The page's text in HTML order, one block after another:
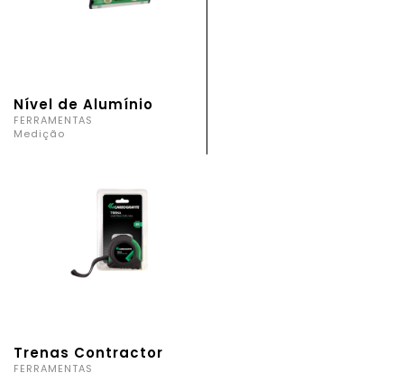
Nível de Alumínio
FERRAMENTAS
Medição
Trenas Contractor
FERRAMENTAS